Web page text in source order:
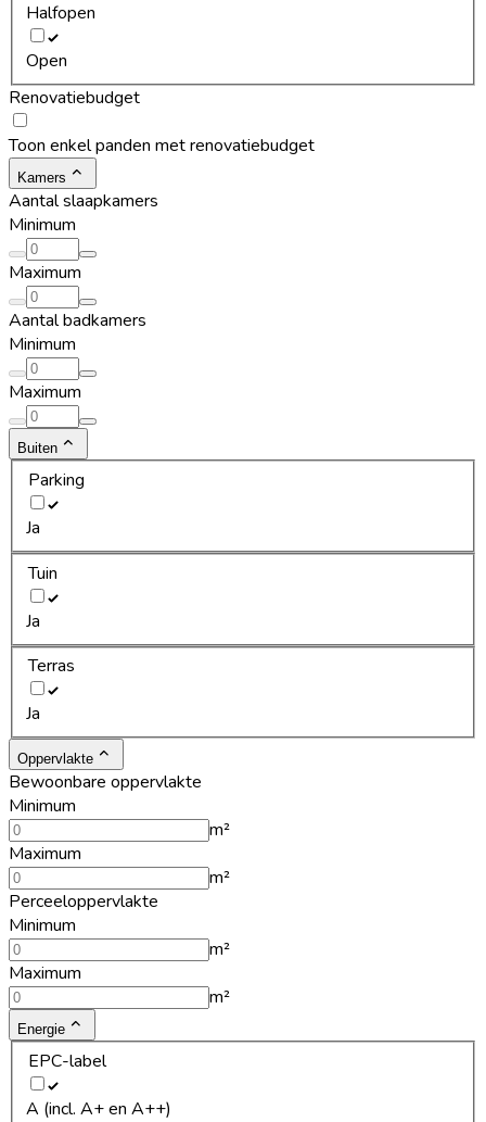
Halfopen
Open
Renovatiebudget
Toon enkel panden met renovatiebudget
Kamers
Aantal slaapkamers
Minimum
Maximum
Aantal badkamers
Minimum
Maximum
Buiten
Parking
Ja
Tuin
Ja
Terras
Ja
Oppervlakte
Bewoonbare oppervlakte
Minimum
m²
Maximum
m²
Perceeloppervlakte
Minimum
m²
Maximum
m²
Energie
EPC-label
A (incl. A+ en A++)